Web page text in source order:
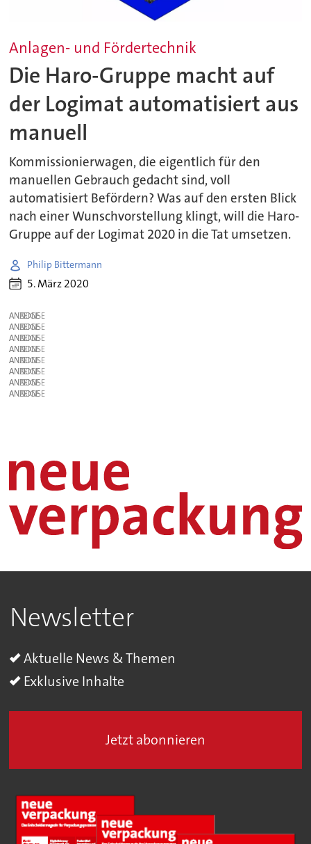
Anlagen- und Fördertechnik
Die Haro-Gruppe macht auf
der Logimat automatisiert aus
manuell
Kommissionierwagen, die eigentlich für den
manuellen Gebrauch gedacht sind, voll
automatisiert Befördern? Was auf den ersten Blick
nach einer Wunschvorstellung klingt, will die Haro-
Gruppe auf der Logimat 2020 in die Tat umsetzen.
Philip Bittermann
5. März 2020
ANZEIGE
ANZEIGE
ANZEIGE
ANZEIGE
ANZEIGE
ANZEIGE
ANZEIGE
ANZEIGE
Newsletter
Aktuelle News & Themen
Exklusive Inhalte
Jetzt abonnieren